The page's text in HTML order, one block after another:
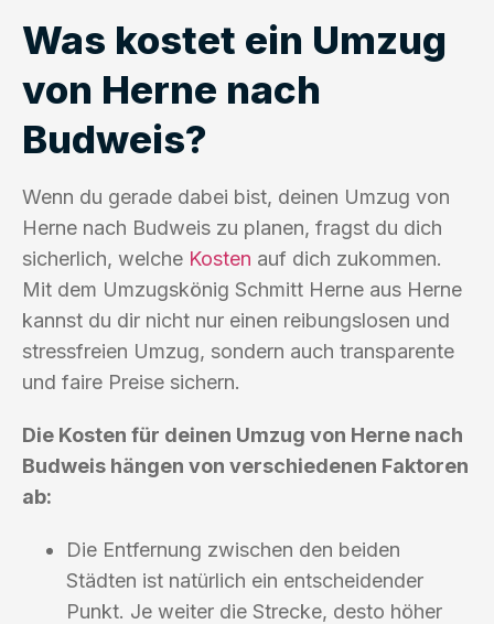
Was kostet ein Umzug
von Herne nach
Budweis?
Wenn du gerade dabei bist, deinen Umzug von
Herne nach Budweis zu planen, fragst du dich
sicherlich, welche Kosten auf dich zukommen.
Mit dem Umzugskönig Schmitt Herne aus Herne
kannst du dir nicht nur einen reibungslosen und
stressfreien Umzug, sondern auch transparente
und faire Preise sichern.
Die Kosten für deinen Umzug von Herne nach
Budweis hängen von verschiedenen Faktoren
ab:
Die Entfernung zwischen den beiden
Städten ist natürlich ein entscheidender
Punkt. Je weiter die Strecke, desto höher